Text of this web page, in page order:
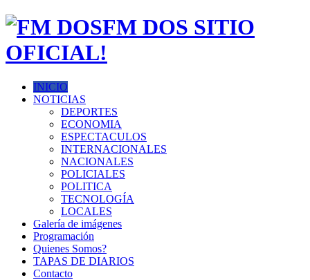
FM DOS SITIO
OFICIAL!
INICIO
NOTICIAS
DEPORTES
ECONOMIA
ESPECTACULOS
INTERNACIONALES
NACIONALES
POLICIALES
POLITICA
TECNOLOGÍA
LOCALES
Galería de imágenes
Programación
Quienes Somos?
TAPAS DE DIARIOS
Contacto